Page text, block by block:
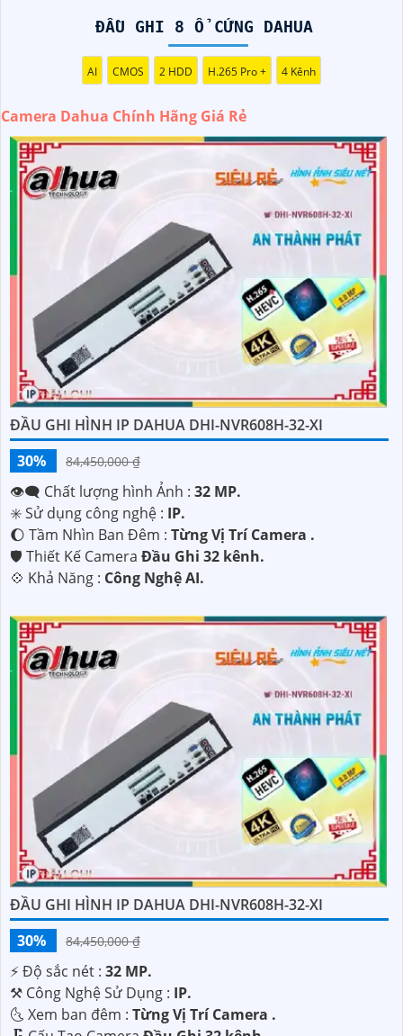
bạn có thêm câu hỏi hoặc cần tư vấn thêm, đừng ngần
ngại để lại Cung cấp cho công trình biết.
ĐẦU GHI 8 Ổ CỨNG DAHUA
AI CMOS 2 HDD H.265 Pro + 4 Kênh
Camera Dahua Chính Hãng Giá Rẻ
ĐẦU GHI HÌNH IP DAHUA DHI-NVR608H-32-XI
30%
84,450,000 ₫
👁️‍🗨 Chất lượng hình Ảnh : 32 MP.
✳️ Sử dụng công nghệ : IP.
🌔 Tầm Nhìn Ban Đêm : Từng Vị Trí Camera .
🛡 Thiết Kế Camera Đầu Ghi 32 kênh.
️💠 Khả Năng : Công Nghệ AI.
ĐẦU GHI HÌNH IP DAHUA DHI-NVR608H-32-XI
30%
84,450,000 ₫
️⚡ Độ sắc nét : 32 MP.
⚒ Công Nghệ Sử Dụng : IP.
🌜 Xem ban đêm : Từng Vị Trí Camera .